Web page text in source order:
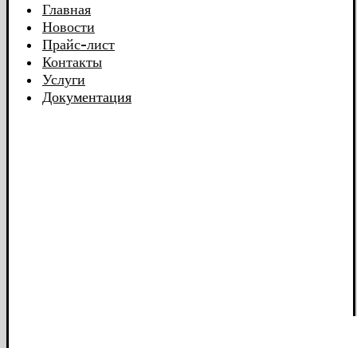
Главная
Новости
Прайс-лист
Контакты
Услуги
Документация